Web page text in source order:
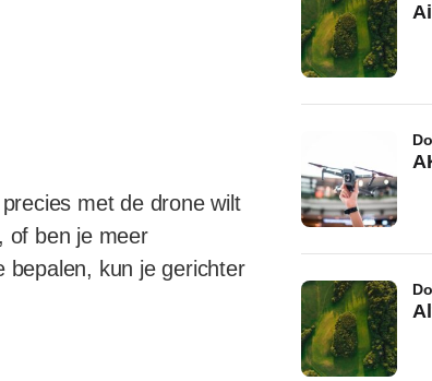
met de drone wilt
of ben je meer
bepalen, kun je gerichter